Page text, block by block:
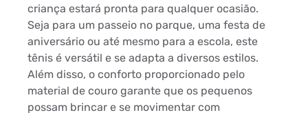
criança estará pronta para qualquer ocasião.
Seja para um passeio no parque, uma festa de
aniversário ou até mesmo para a escola, este
tênis é versátil e se adapta a diversos estilos.
Além disso, o conforto proporcionado pelo
material de couro garante que os pequenos
possam brincar e se movimentar com